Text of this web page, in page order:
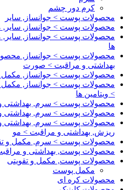
کرم دور چشم
محصولات پوست > جوانساز, سایر
محصولات پوست > جوانساز,
محصولات پوست > جوانساز, سایر,
ها
محصولات پوست > جوانساز,
بهداشتی و مراقبت > صورت
محصولات پوست > جوانساز, مکمل
محصولات پوست > جوانساز, مکمل
> ویتامین ها
محصولات پوست > سرم, بهداشتی
محصولات پوست > سرم, بهداشتی
محصولات پوست > سرم, بهداشتی
ریزش, بهداشتی و مراقبت > مو
محصولات پوست > سرم, مکمل و
محصولات پوست, بهداشتی و
محصولات پوست, مکمل و تقویتی
مکمل پوست
محصولات کره ای